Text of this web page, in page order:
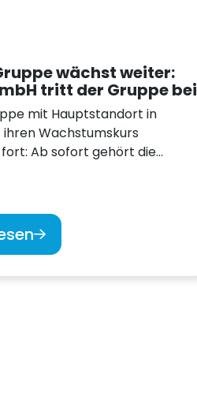
wächst weiter:
tritt der Gruppe bei
mit Hauptstandort in
ihren Wachstumskurs
Ab sofort gehört die